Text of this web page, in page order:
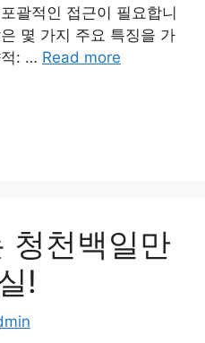
괄적인 접근이 필요합니
몇 가지 주요 특징을 가
적: … Read more
청천백일만
!